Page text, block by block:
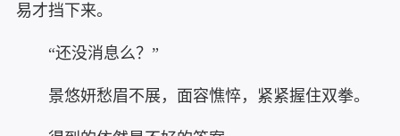
易才挡下来。
“还没消息么？”
景悠妍愁眉不展，面容憔悴，紧紧握住双拳。